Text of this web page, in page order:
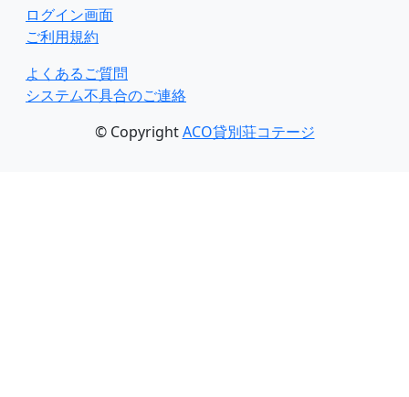
ログイン画面
ご利用規約
よくあるご質問
システム不具合のご連絡
© CopyrightACO貸別荘コテージ